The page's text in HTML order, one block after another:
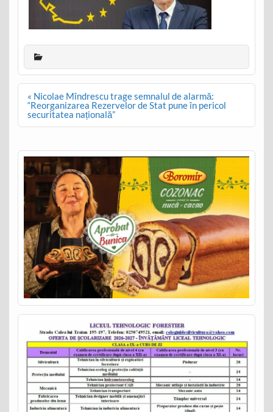
Post
navigation
« Nicolae Mîndrescu trage semnalul de alarmă:
“Reorganizarea Rezervelor de Stat pune în pericol
securitatea națională”